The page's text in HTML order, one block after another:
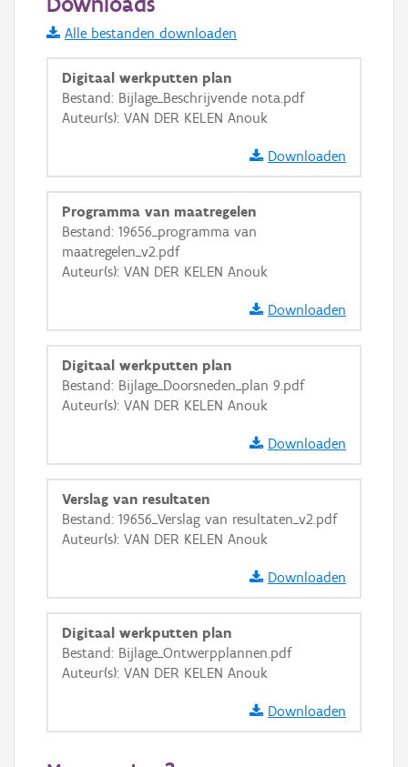
Informatie Vlaanderen
i
+ −
Basis Lagen
Ortho
GRB-Basiskaart in grijswaarden
Alle bestanden downloaden
Digitaal werkputten plan
Bestand: Bijlage_Beschrijvende nota.pdf
Auteur(s): VAN DER KELEN Anouk
Downloaden
Programma van maatregelen
Bestand: 19656_programma van
maatregelen_v2.pdf
Auteur(s): VAN DER KELEN Anouk
Downloaden
Digitaal werkputten plan
Bestand: Bijlage_Doorsneden_plan 9.pdf
Auteur(s): VAN DER KELEN Anouk
Downloaden
Verslag van resultaten
Bestand: 19656_Verslag van resultaten_v2.pdf
Auteur(s): VAN DER KELEN Anouk
Downloaden
Digitaal werkputten plan
Bestand: Bijlage_Ontwerpplannen.pdf
Auteur(s): VAN DER KELEN Anouk
Downloaden